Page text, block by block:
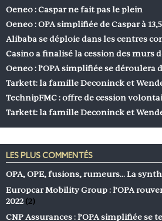
Oeneo : Caspar ne fait pas le plein
Oeneo : OPA simplifiée de Caspar à
Alibaba se déploie dans les centres
Casino a finalisé la cession des murs
Oeneo : l’OPA simplifiée se déroulera
Tarkett: la famille Deconinck et
TechnipFMC : offre de cession
Tarkett: la famille Deconinck et
LES PLUS COMMENTÉS
OPA, OPE, fusions, rumeurs… La
Europcar Mobility Group : l’OPA
2022 (2)
CNP Assurances : l’OPA simplifiée se